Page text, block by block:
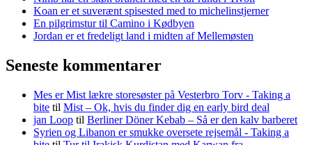
Koan er et suverænt spisested med to michelinstjerner
En pilgrimstur til Camino i Kødbyen
Jordan er et fredeligt land i midten af Mellemøsten
Seneste kommentarer
Mes er Mist lækre storesøster på Vesterbro Torv - Taking a
bite til Mist – Ok, hvis du finder dig en early bird deal
jan Loop til Berliner Döner Kebab – Så er den kalv barberet
Syrien og Libanon er smukke oversete rejsemål - Taking a